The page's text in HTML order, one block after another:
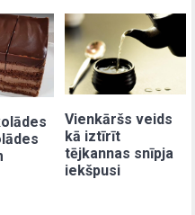
Vienkāršs veids
kā iztīrīt
tējkannas snīpja
iekšpusi